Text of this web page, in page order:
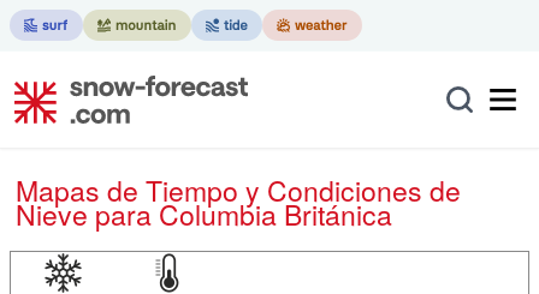
Mapas de Tiempo y Condiciones de
Nievepara Columbia Británica